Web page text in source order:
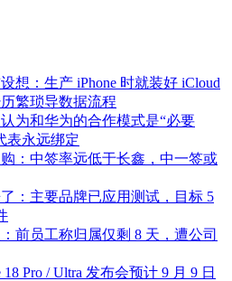
想：生产 iPhone 时就装好 iCloud
繁琐导数据流程
为和华为的合作模式是“必要
表永远绑定
：中签率远低于长鑫，中一签或
：主要品牌已应用测试，目标 5
前员工称归属仅剩 8 天，遭公司
Pro / Ultra 发布会预计 9 月 9 日